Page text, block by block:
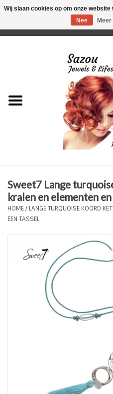
Just for Him
Plus Size Sieraden
Enkelbandjes
Haaraccesoires
Zonnebrillen
Sweet7 Lange
kralen en elementen
HOME/ LANGE TURQUOISE KOORD
EEN TASSEL
Wij slaan cookies op om onze
Nee